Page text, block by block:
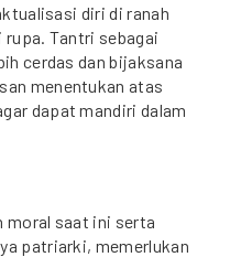
diri di ranah
rupa. Tantri sebagai
cerdas dan bijaksana
menentukan atas
dapat mandiri dalam
moral saat ini serta
patriarki, memerlukan